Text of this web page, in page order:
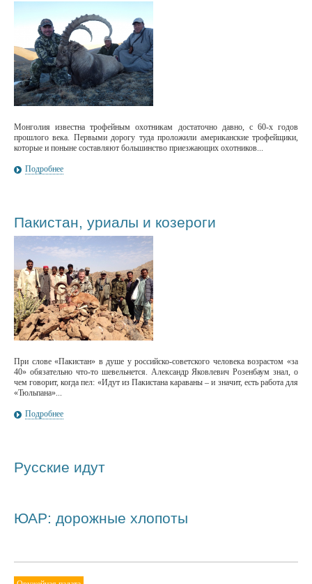
Монголия известна трофейным охотникам достаточно давно, с 60-х годов
прошлого века. Первыми дорогу туда проложили американские трофейщики,
которые и поныне составляют большинство приезжающих охотников...
Подробнее
Пакистан, уриалы и козероги
При слове «Пакистан» в душе у российско-советского человека возрастом «за
40» обязательно что-то шевельнется. Александр Яковлевич Розенбаум знал, о
чем говорит, когда пел: «Идут из Пакистана караваны – и значит, есть работа для
«Тюльпана»...
Подробнее
Русские идут
ЮАР: дорожные хлопоты